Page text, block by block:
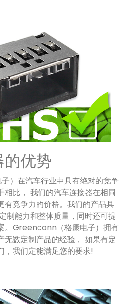
优势
）在汽车行业中具有绝对的竞争
相比， 我们的汽车连接器在相同
有竞争力的价格。我们的产品具
制能力和整体质量，同时还可提
。Greenconn（格康电子）拥有
无数定制产品的经验， 如果有定
，我们定能满足您的要求!